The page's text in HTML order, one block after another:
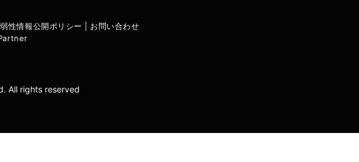
性情報公開ポリシー
お問い合わせ
All rights reserved